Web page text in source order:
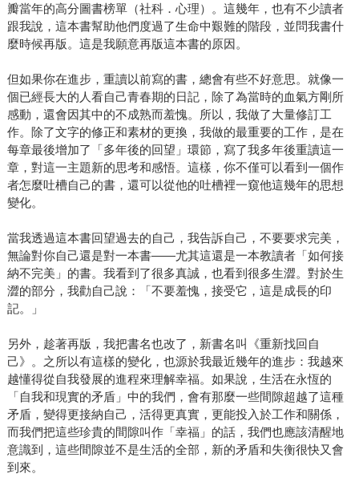
瓣當年的高分圖書榜單（社科．心理）。這幾年，也有不少讀者
跟我說，這本書幫助他們度過了生命中艱難的階段，並問我書什
麼時候再版。這是我願意再版這本書的原因。
但如果你在進步，重讀以前寫的書，總會有些不好意思。就像一
個已經長大的人看自己青春期的日記，除了為當時的血氣方剛所
感動，還會因其中的不成熟而羞愧。所以，我做了大量修訂工
作。除了文字的修正和素材的更換，我做的最重要的工作，是在
每章最後增加了「多年後的回望」環節，寫了我多年後重讀這一
章，對這一主題新的思考和感悟。這樣，你不僅可以看到一個作
者怎麼吐槽自己的書，還可以從他的吐槽裡一窺他這幾年的思想
變化。
當我透過這本書回望過去的自己，我告訴自己，不要要求完美，
無論對你自己還是對一本書——尤其這還是一本教讀者「如何接
納不完美」的書。我看到了很多真誠，也看到很多生澀。對於生
澀的部分，我勸自己說：「不要羞愧，接受它，這是成長的印
記。」
另外，趁著再版，我把書名也改了，新書名叫《重新找回自
己》。之所以有這樣的變化，也源於我最近幾年的進步：我越來
越懂得從自我發展的進程來理解幸福。如果說，生活在永恆的
「自我和現實的矛盾」中的我們，會有那麼一些間隙超越了這種
矛盾，變得更接納自己，活得更真實，更能投入於工作和關係，
而我們把這些珍貴的間隙叫作「幸福」的話，我們也應該清醒地
意識到，這些間隙並不是生活的全部，新的矛盾和失衡很快又會
到來。